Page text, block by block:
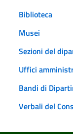
Biblioteca
Musei
Sezioni del
Uffici
Bandi di
Verbali del